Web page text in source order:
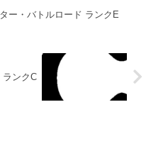
ー・バトルロード ランクE
ランクC